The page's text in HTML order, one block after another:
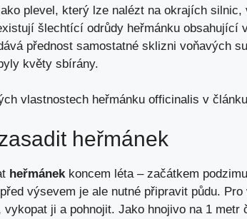
plevel, který lze nalézt na okrajích
šlechtící odrůdy heřmánku obsahující
přednost samostatné sklizni voňavých
květy sbírány.
vlastnostech heřmánku officinalis v článku
heřmánek
heřmánek koncem léta – začátkem
výsevem je ale nutné připravit půdu.
vykopat ji a pohnojit. Jako hnojivo na 1